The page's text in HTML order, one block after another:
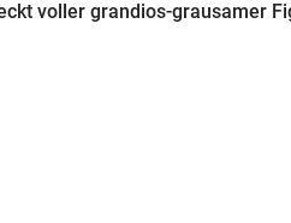
voller grandios-grausamer